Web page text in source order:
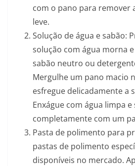
com o pano para remover
leve.
Solução de água e sabão:
solução com água morna
sabão neutro ou
Mergulhe um pano macio
esfregue delicadamente a
Enxágue com água limpa e
completamente com um
Pasta de polimento para
pastas de polimento
disponíveis no mercado.